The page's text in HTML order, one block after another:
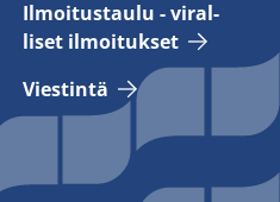
Il­moi­tus­tau­lu - vi­ral­
li­set il­moi­tuk­set
Vies­tin­tä